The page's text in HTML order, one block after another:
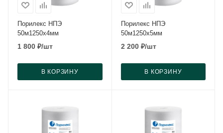
Порилекс НПЭ
50м1250x4мм
1 800 ₽/шт
В КОРЗИНУ
Порилекс НПЭ
50м1250x5мм
2 200₽/шт
В КОРЗИНУ